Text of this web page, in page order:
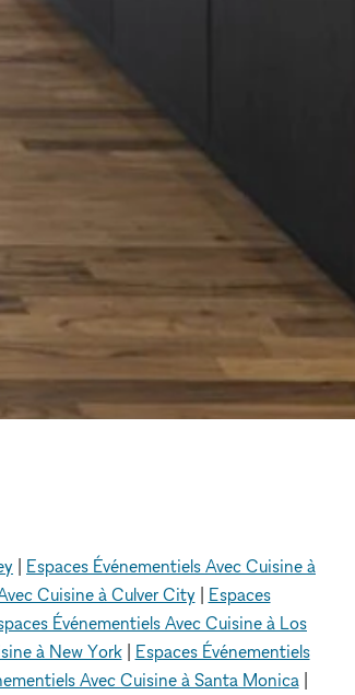
| Espaces Événementiels Avec Cuisine à
Cuisine à Culver City | Espaces
Événementiels Avec Cuisine à Los
à New York| Espaces Événementiels
Avec Cuisine à Santa Monica |